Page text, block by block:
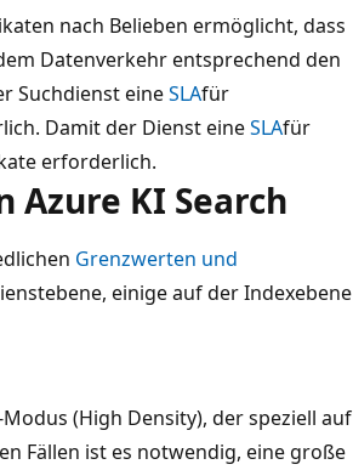
nach Belieben ermöglicht, dass
Datenverkehr entsprechend den
Suchdienst eineSLAfür
Damit der Dienst eineSLAfür
erforderlich.
KI Search
Grenzwerten und
einige auf der Indexebene
(High Density), der speziell auf
Fällen ist es notwendig, eine große